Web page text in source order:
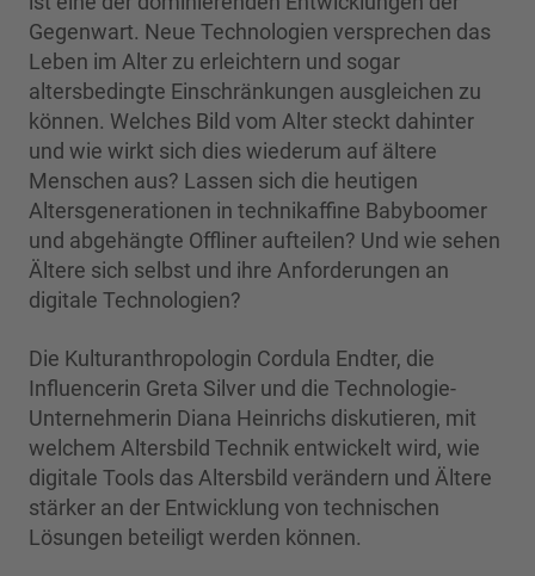
Gegenwart. Neue Technologien versprechen das
Leben im Alter zu erleichtern und sogar
altersbedingte Einschränkungen ausgleichen zu
können. Welches Bild vom Alter steckt dahinter
und wie wirkt sich dies wiederum auf ältere
Menschen aus? Lassen sich die heutigen
Altersgenerationen in technikaffine Babyboomer
und abgehängte Offliner aufteilen? Und wie sehen
Ältere sich selbst und ihre Anforderungen an
digitale Technologien?
Die Kulturanthropologin Cordula Endter, die
Influencerin Greta Silver und die Technologie-
Unternehmerin Diana Heinrichs diskutieren, mit
welchem Altersbild Technik entwickelt wird, wie
digitale Tools das Altersbild verändern und Ältere
stärker an der Entwicklung von technischen
Lösungen beteiligt werden können.